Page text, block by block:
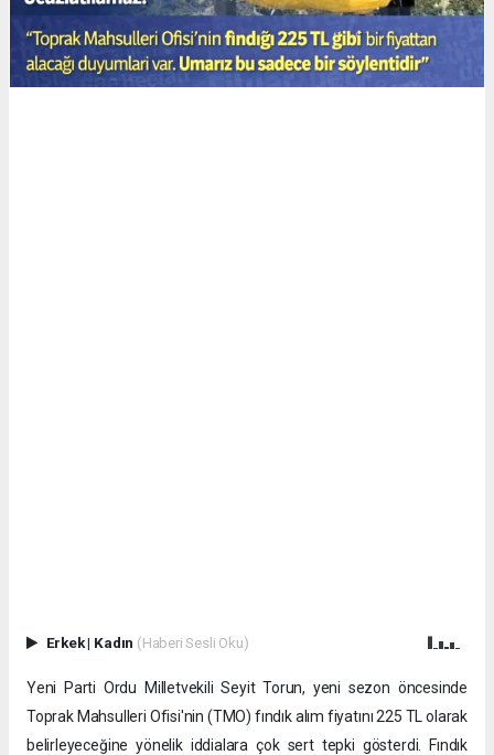
Erkek| Kadın (Haberi Sesli Oku)
Yeni Parti Ordu Milletvekili Seyit Torun, yeni sezon öncesinde
Toprak Mahsulleri Ofisi'nin (TMO) fındık alım fiyatını 225 TL olarak
belirleyeceğine yönelik iddialara çok sert tepki gösterdi. Fındık